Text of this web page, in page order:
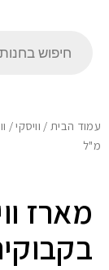
עמוד הבית/ וויסקי/
מ"ל
בקבוקים